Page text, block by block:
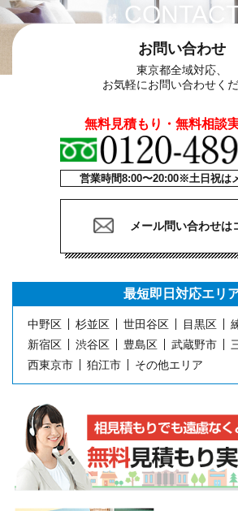
お問い合わせ
東京都全域対応、
お気軽にお問い合わせく
無料見積もり・無料相談
営業時間8:00〜20:00※土日祝は
メール問い合わせは
最短即日 対応エリ
中野区 杉並区 世田谷区 目黒区
新宿区
渋谷区 豊島区 武蔵野市
西東京市
狛江市 その他エリア